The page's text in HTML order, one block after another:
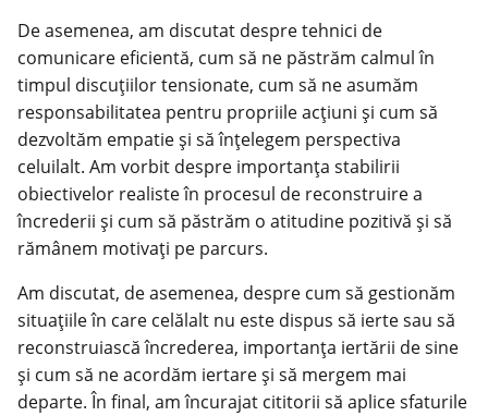
De asemenea, am discutat despre tehnici de
comunicare eficientă, cum să ne păstrăm calmul în
timpul discuțiilor tensionate, cum să ne asumăm
responsabilitatea pentru propriile acțiuni și cum să
dezvoltăm empatieși să înțelegem perspectiva
celuilalt. Am vorbit despre importanța stabilirii
obiectivelor realiste în procesul de reconstruire a
încrederii și cum să păstrăm o atitudine pozitivă și să
rămânem motivați pe parcurs.
Am discutat, de asemenea, despre cum să gestionăm
situațiile în care celălalt nu este dispus să ierte sau să
reconstruiască încrederea, importanța iertării de sine
și cum să ne acordăm iertare și să mergem mai
departe. În final, am încurajat cititorii să aplice sfaturile